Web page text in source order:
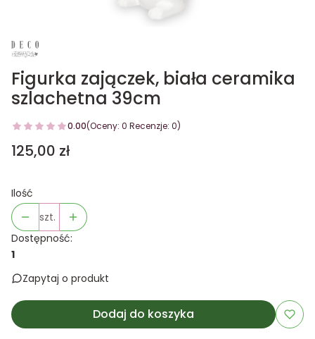
Figurka zajączek, biała ceramika
szlachetna 39cm
0.00(Oceny: 0 Recenzje: 0)
Cena
125,00 zł
Ilość
szt.
Dostępność:
1
Zapytaj o produkt
Dodaj do koszyka